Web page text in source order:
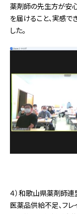
薬剤師の先生方が安
を届けること、実感
した。
４）和歌山県薬剤師
医薬品供給不足、フ